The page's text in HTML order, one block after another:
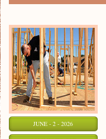
JUNE - 2 - 2026